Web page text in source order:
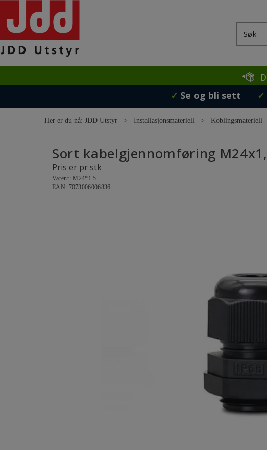
✓ Se og bli sett ✓
Her er du nå: JDD Utstyr > Installasjonsmateriell > Koblingsmateriell
Sort kabelgjennomføring
Pris er pr stk
Varenr:M24*1.5
EAN: 7073006006836